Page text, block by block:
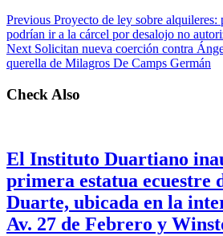
Previous Proyecto de ley sobre alquileres:
podrían ir a la cárcel por desalojo no
Next Solicitan nueva coerción contra
querella de Milagros De Camps Germán
Check Also
El Instituto Duartiano
primera estatua ecuestre
Duarte, ubicada en la
Av. 27 de Febrero y